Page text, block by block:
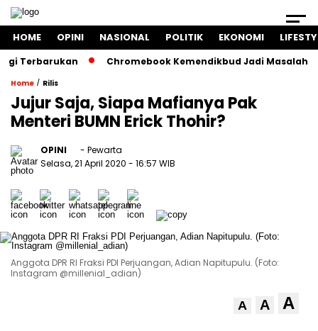
HOME OPINI NASIONAL POLITIK EKONOMI
Chromebook Kemendikbud Jadi Masalah
Home / Rilis
Jujur Saja, Siapa Mafianya Pak
Menteri BUMN Erick Thohir?
OPINI
- Pewarta
Selasa, 21 April 2020 - 16:57 WIB
Anggota DPR RI Fraksi PDI Perjuangan, Adian Napitupulu. (Foto:
Instagram @millenial_adian)
A A A